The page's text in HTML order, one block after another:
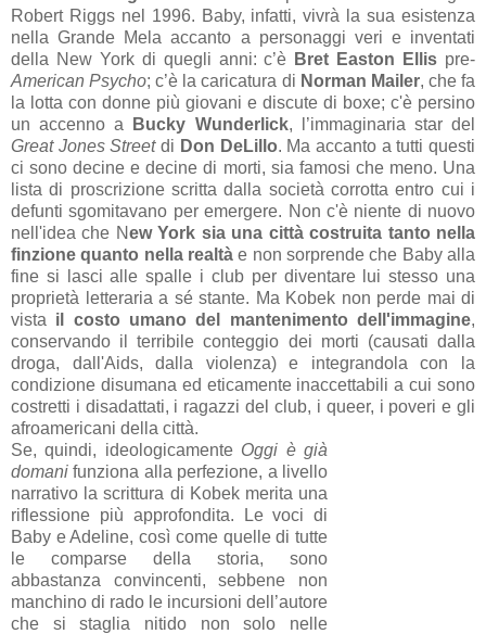
Robert Riggs nel 1996. Baby, infatti, vivrà la sua esistenza
nella Grande Mela accanto a personaggi veri e inventati
della New York di quegli anni: c’è Bret Easton Ellis pre-
American Psycho; c’è la caricatura di Norman Mailer, che fa
la lotta con donne più giovani e discute di boxe; c'è persino
un accenno a
Bucky Wunderlick, l’immaginaria star del
Great Jones Streetdi Don DeLillo. Ma accanto a tutti questi
ci sono decine e decine di morti, sia famosi che meno. Una
lista di proscrizione scritta dalla società corrotta entro cui i
defunti sgomitavano per emergere. Non c'è niente di nuovo
nell'idea che New York sia una città costruita tanto nella
finzione quanto nella realtà e non sorprende che Baby alla
fine si lasci alle spalle i club per diventare lui stesso una
proprietà letteraria a sé stante. Ma Kobek non perde mai di
vista il costo umano del mantenimento dell'immagine,
conservando il terribile conteggio dei morti (causati dalla
droga, dall'Aids, dalla violenza) e integrandola con la
condizione disumana ed eticamente inaccettabili a cui sono
costretti i disadattati, i ragazzi del club, i queer, i poveri e gli
afroamericani della città.
Se, quindi, ideologicamente Oggi è già
domani funziona alla perfezione, a livello
narrativo la scrittura di Kobek merita una
riflessione più approfondita. Le voci di
Baby e Adeline, così come quelle di tutte
le comparse della storia, sono
abbastanza convincenti, sebbene non
manchino di rado le incursioni dell’autore
che si staglia nitido non solo nelle